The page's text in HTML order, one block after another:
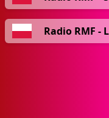
Radio RMF -